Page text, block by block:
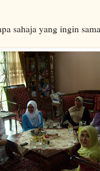
sahaja yang ingin